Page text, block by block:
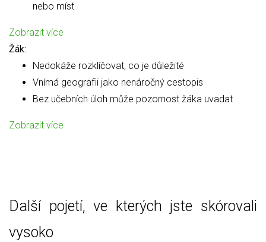
nebo míst
Zobrazit více
Žák:
Nedokáže rozklíčovat, co je důležité
Vnímá geografii jako nenáročný cestopis
Bez učebních úloh může pozornost žáka uvadat
Zobrazit více
Další pojetí, ve kterých jste skórovali
vysoko